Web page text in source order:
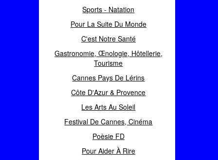
Sports - Natation
Pour La Suite Du Monde
C'est Notre Santé
Gastronomie, Œnologie, Hôtellerie,
Tourisme
Cannes Pays De Lérins
Côte D'Azur & Provence
Les Arts Au Soleil
Festival De Cannes, Cinéma
Poèsie FD
Pour Aider À Rire